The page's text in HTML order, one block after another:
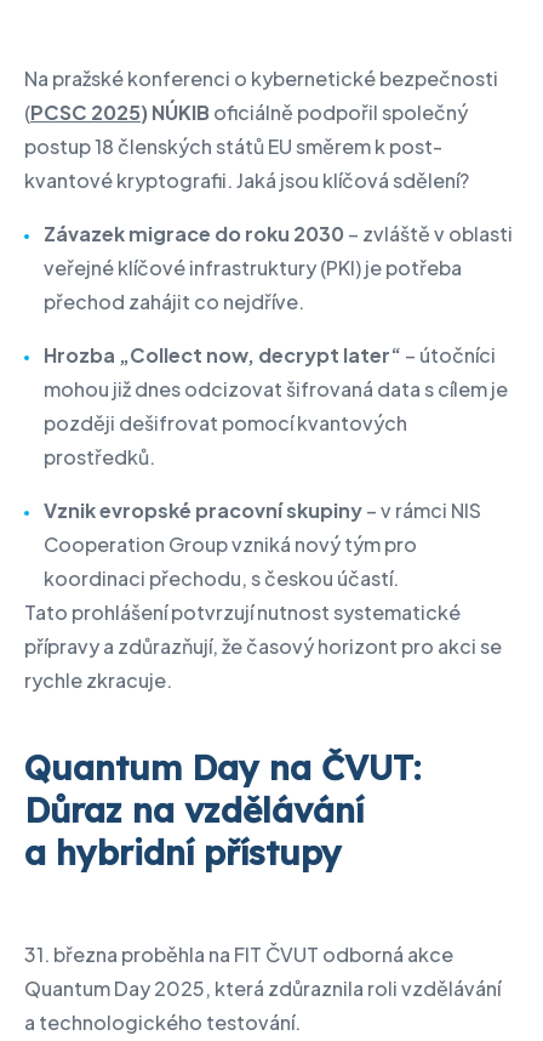
Na pražské konferenci o kybernetické bezpečnosti
(PCSC 2025) NÚKIB oficiálně podpořil společný
postup 18 členských států EU směrem k post-
kvantové kryptografii. Jaká jsou klíčová sdělení?
Závazek migrace do roku 2030 – zvláště v oblasti
veřejné klíčové infrastruktury (PKI) je potřeba
přechod zahájit co nejdříve.
Hrozba „Collect now, decrypt later“ – útočníci
mohou již dnes odcizovat šifrovaná data s cílem je
později dešifrovat pomocí kvantových
prostředků.
Vznik evropské pracovní skupiny– v rámci NIS
Cooperation Group vzniká nový tým pro
koordinaci přechodu, s českou účastí.
Tato prohlášení potvrzují nutnost systematické
přípravy a zdůrazňují, že časový horizont pro akci se
rychle zkracuje.
Quantum Day na ČVUT:
Důraz na vzdělávání
a hybridní přístupy
31. března proběhla na FIT ČVUT odborná akce
Quantum Day 2025, která zdůraznila roli vzdělávání
a technologického testování.